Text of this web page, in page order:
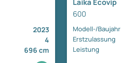
2023
4
696 cm
Laika Ecovip
600
Modell-/Baujahr
Erstzulassung
Leistung